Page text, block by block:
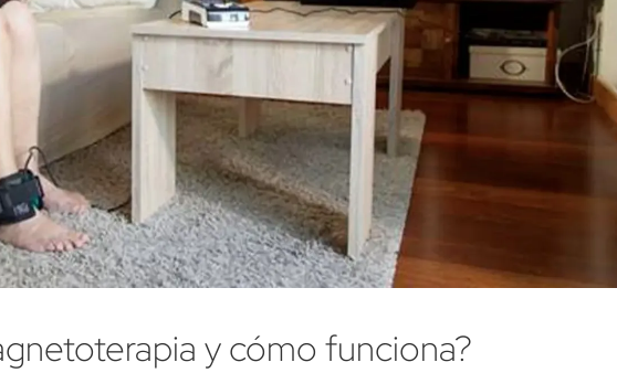
y cómo funciona?